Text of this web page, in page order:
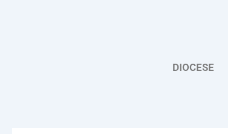
DIOCESE